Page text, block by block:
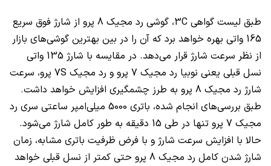
طبق لیست گواهی 3C
، گوشی رد مجیک 8 پرو از شارژ فوق سریع
165 واتی بهره خواهد برد که آن را در بین بهترین گوشی‌های بازار
از نظر سرعت شارژ قرار می‌دهد. در مقایسه با شارژ 135 واتی
نسل قبلی یعنی نوبیا رد مجیک 7 پرو و رد مجیک
7S پرو، سرعت
شارژ رد مجیک 8 پرو به طرز چشمگیری افزایش خواهد داشت.
طبق بررسی‌های انجام شده، باتری 5000 میلی‌امپر ساعتی سری رد
مجیک 7 پرو تنها در طی 15 دقیقه به طور کامل شارژ می‌شود.
حالا با افزایش سرعت شارژ و با فرض ظرفیت باتری مشابه، زمان
شارژ شدن کامل رد مجیک 8 پرو حتی کمتر از نسل قبلی خواهد